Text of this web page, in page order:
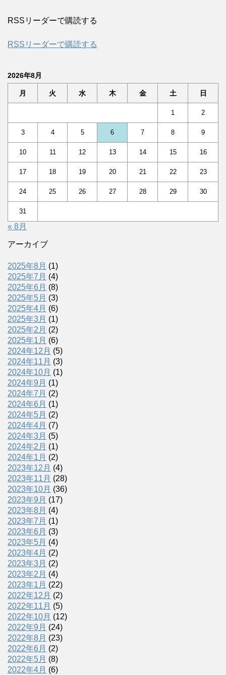
RSSリーダーで購読する
RSSリーダーで購読する
2026年8月
月 火 水 木 金 土 日
1 2
3 4 5 6 7 8 9
10 11 12 13 14 15 16
17 18 19 20 21 22 23
24 25 26 27 28 29 30
31
« 8月
アーカイブ
2025年8月 (1)
2025年7月 (4)
2025年6月 (8)
2025年5月 (3)
2025年4月 (6)
2025年3月 (1)
2025年2月 (2)
2025年1月 (6)
2024年12月 (5)
2024年11月 (3)
2024年10月 (1)
2024年9月 (1)
2024年7月 (2)
2024年6月 (1)
2024年5月 (2)
2024年4月 (7)
2024年3月 (5)
2024年2月 (1)
2024年1月 (2)
2023年12月 (4)
2023年11月 (28)
2023年10月 (36)
2023年9月 (17)
2023年8月 (4)
2023年7月 (1)
2023年6月 (3)
2023年5月 (4)
2023年4月 (2)
2023年3月 (2)
2023年2月 (4)
2023年1月 (22)
2022年12月 (2)
2022年11月 (5)
2022年10月 (12)
2022年9月 (24)
2022年8月 (23)
2022年6月 (2)
2022年5月 (8)
2022年4月 (6)